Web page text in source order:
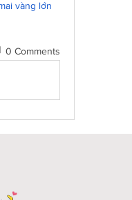
vàng lớn
0 Comments